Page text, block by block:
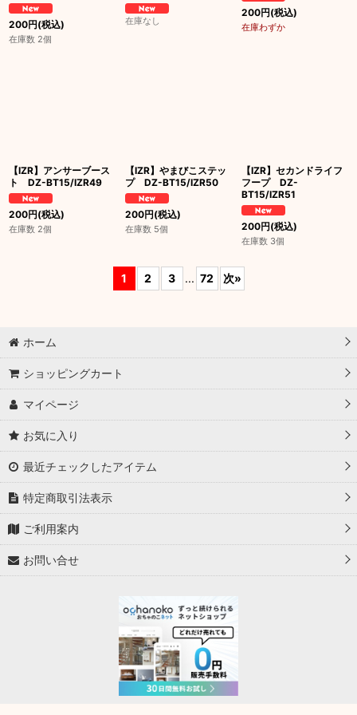
200円(税込)
在庫数 2個
在庫なし
200円(税込)
在庫わずか
【IZR】アンサーブース
ト DZ-BT15/IZR49
200円(税込)
在庫数 2個
【IZR】やまびこステッ
プ DZ-BT15/IZR50
200円(税込)
在庫数 5個
【IZR】セカンドライフ
フープ DZ-
BT15/IZR51
200円(税込)
在庫数 3個
1 2 3 ... 72 次»
ホーム
ショッピングカート
マイページ
お気に入り
最近チェックしたアイテム
特定商取引法表示
ご利用案内
お問い合せ